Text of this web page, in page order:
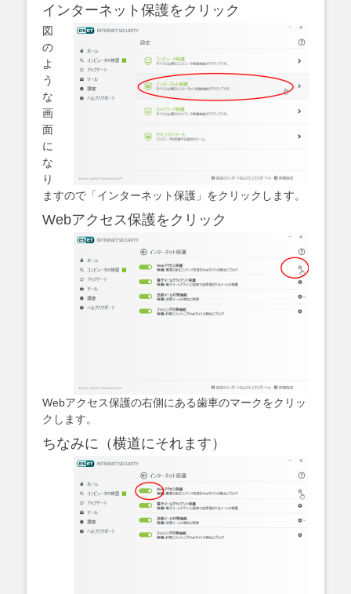
インターネット保護をクリック
図
の
よ
う
な
画
面
に
な
り
ますので「インターネット保護」をクリックします。
Webアクセス保護をクリック
Webアクセス保護の右側にある歯車のマークをクリッ
クします。
ちなみに（横道にそれます）